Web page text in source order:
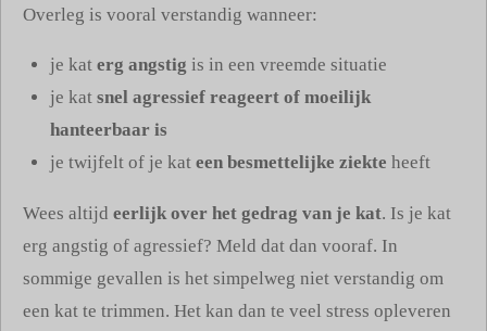
Overleg is vooral verstandig wanneer:
je kat erg angstig is in een vreemde situatie
je kat snel agressief reageert of moeilijk
hanteerbaar is
je twijfelt of je kat een besmettelijke ziekte heeft
Wees altijd eerlijk over het gedrag van je kat. Is je kat
erg angstig of agressief? Meld dat dan vooraf. In
sommige gevallen is het simpelweg niet verstandig om
een kat te trimmen. Het kan dan te veel stress opleveren